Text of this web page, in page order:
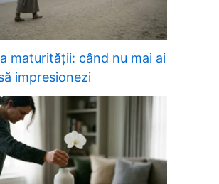
maturității: când nu mai ai
impresionezi